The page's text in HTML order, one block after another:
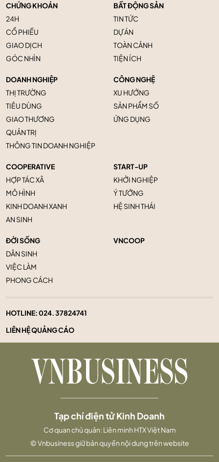
CHỨNG KHOÁN
24H
CỔ PHIẾU
GIAO DỊCH
GÓC NHÌN
BẤT ĐỘNG SẢN
TIN TỨC
DỰ ÁN
TOÀN CẢNH
TIỆN ÍCH
DOANH NGHIỆP
THỊ TRƯỜNG
TIÊU DÙNG
GIAO THƯƠNG
QUẢN TRỊ
THÔNG TIN DOANH NGHIỆP
CÔNG NGHỆ
XU HƯỚNG
SẢN PHẨM SỐ
ỨNG DỤNG
COOPERATIVE
HỢP TÁC XÃ
MÔ HÌNH
KINH DOANH XANH
AN SINH
START-UP
KHỞI NGHIỆP
Ý TƯỞNG
HỆ SINH THÁI
ĐỜI SỐNG
DÂN SINH
VIỆC LÀM
PHONG CÁCH
VNCOOP
HOTLINE:024. 37824741
LIÊN HỆ QUẢNG CÁO
Tạp chí điện tử Kinh Doanh
Cơ quan chủ quản: Liên minh HTX Việt Nam
© Vnbusiness giữ bản quyền nội dung trên website